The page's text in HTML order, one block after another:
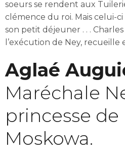
soeurs se rendent aux
clémence du roi. Mais celui-
son petit déjeuner . . . Charles
l’exécution de Ney,
Aglaé
Maréchale
princesse de
Moskowa.